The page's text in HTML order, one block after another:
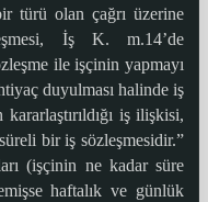
türü olan çağrı üzerine
İş K. m.14’de
ile işçinin yapmayı
duyulması halinde iş
iş ilişkisi,
bir iş sözleşmesidir.”
(işçinin ne kadar süre
haftalık ve günlük